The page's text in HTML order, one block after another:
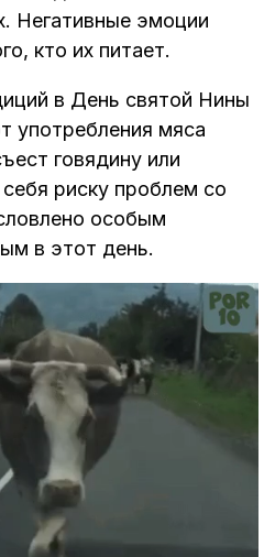
Негативные эмоции
кто их питает.
в День святой Нины
употребления мяса
говядину или
риску проблем со
особым
в этот день.